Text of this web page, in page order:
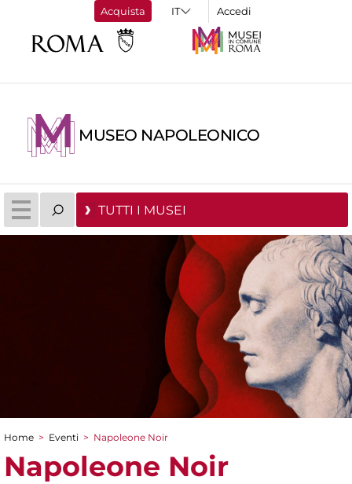
Acquista Accedi
MUSEO NAPOLEONICO
TUTTI I MUSEI
Tu sei qui
Home > Eventi > Napoleone Noir
Napoleone Noir